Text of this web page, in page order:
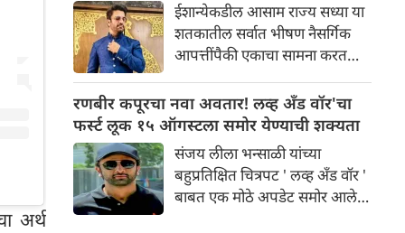
अर्थ
ईशान्येकडील आसाम राज्य सध्या या
शतकातील सर्वात भीषण नैसर्गिक
आपत्तींपैकी एकाचा सामना करत
लोकांचे जीवन विस्कळीत झाले आहे.
राज्यातील अनेक जिल्हे पाण्याखाली
गेले असून लोक जीवनावश्यक
वस्तूंसाठी संघर्ष करत असताना,
मनोरंजन उद्योगानेही या कठीण
काळात मदतीचा हात पुढे केला आहे.
रणबीर कपूरचा नवा अवतार! लव्ह अँड वॉर'चा
फर्स्ट लूक १५ ऑगस्टला समोर येण्याची शक्यता
संजय लीला भन्साळी यांच्या
बहुप्रतिक्षित चित्रपट ' लव्ह अँड वॉर '
बाबत एक मोठे अपडेट समोर आले